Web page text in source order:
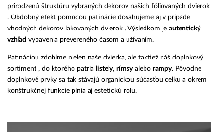
prirodzenú štruktúru vybraných dekorov našich fóliovaných dvierok
. Obdobný efekt pomocou patinácie dosahujeme aj v prípade
vhodných dekorov lakovaných dvierok . Výsledkom je autentický
vzhľad vybavenia prevereného časom a užívaním.
Patináciou zdobíme nielen naše dvierka, ale taktiež náš doplnkový
sortiment , do ktorého patria
listely, rímsyalebo rampy. Pôvodne
doplnkové prvky sa tak stávajú organickou súčasťou celku a okrem
konštrukčnej funkcie plnia aj estetickú rolu.